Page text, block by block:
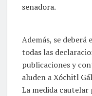
senadora.
Además, se deberá
todas las
publicaciones y
aluden a Xóchitl
La medida